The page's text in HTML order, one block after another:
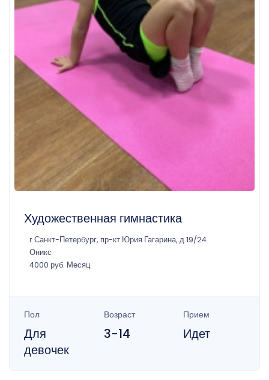
Художественная гимнастика
г Санкт-Петербург, пр-кт Юрия Гагарина, д 19/24
Оникс
4000 руб. Месяц
Пол
Для
девочек
Возраст
3-14
Прием
Идет